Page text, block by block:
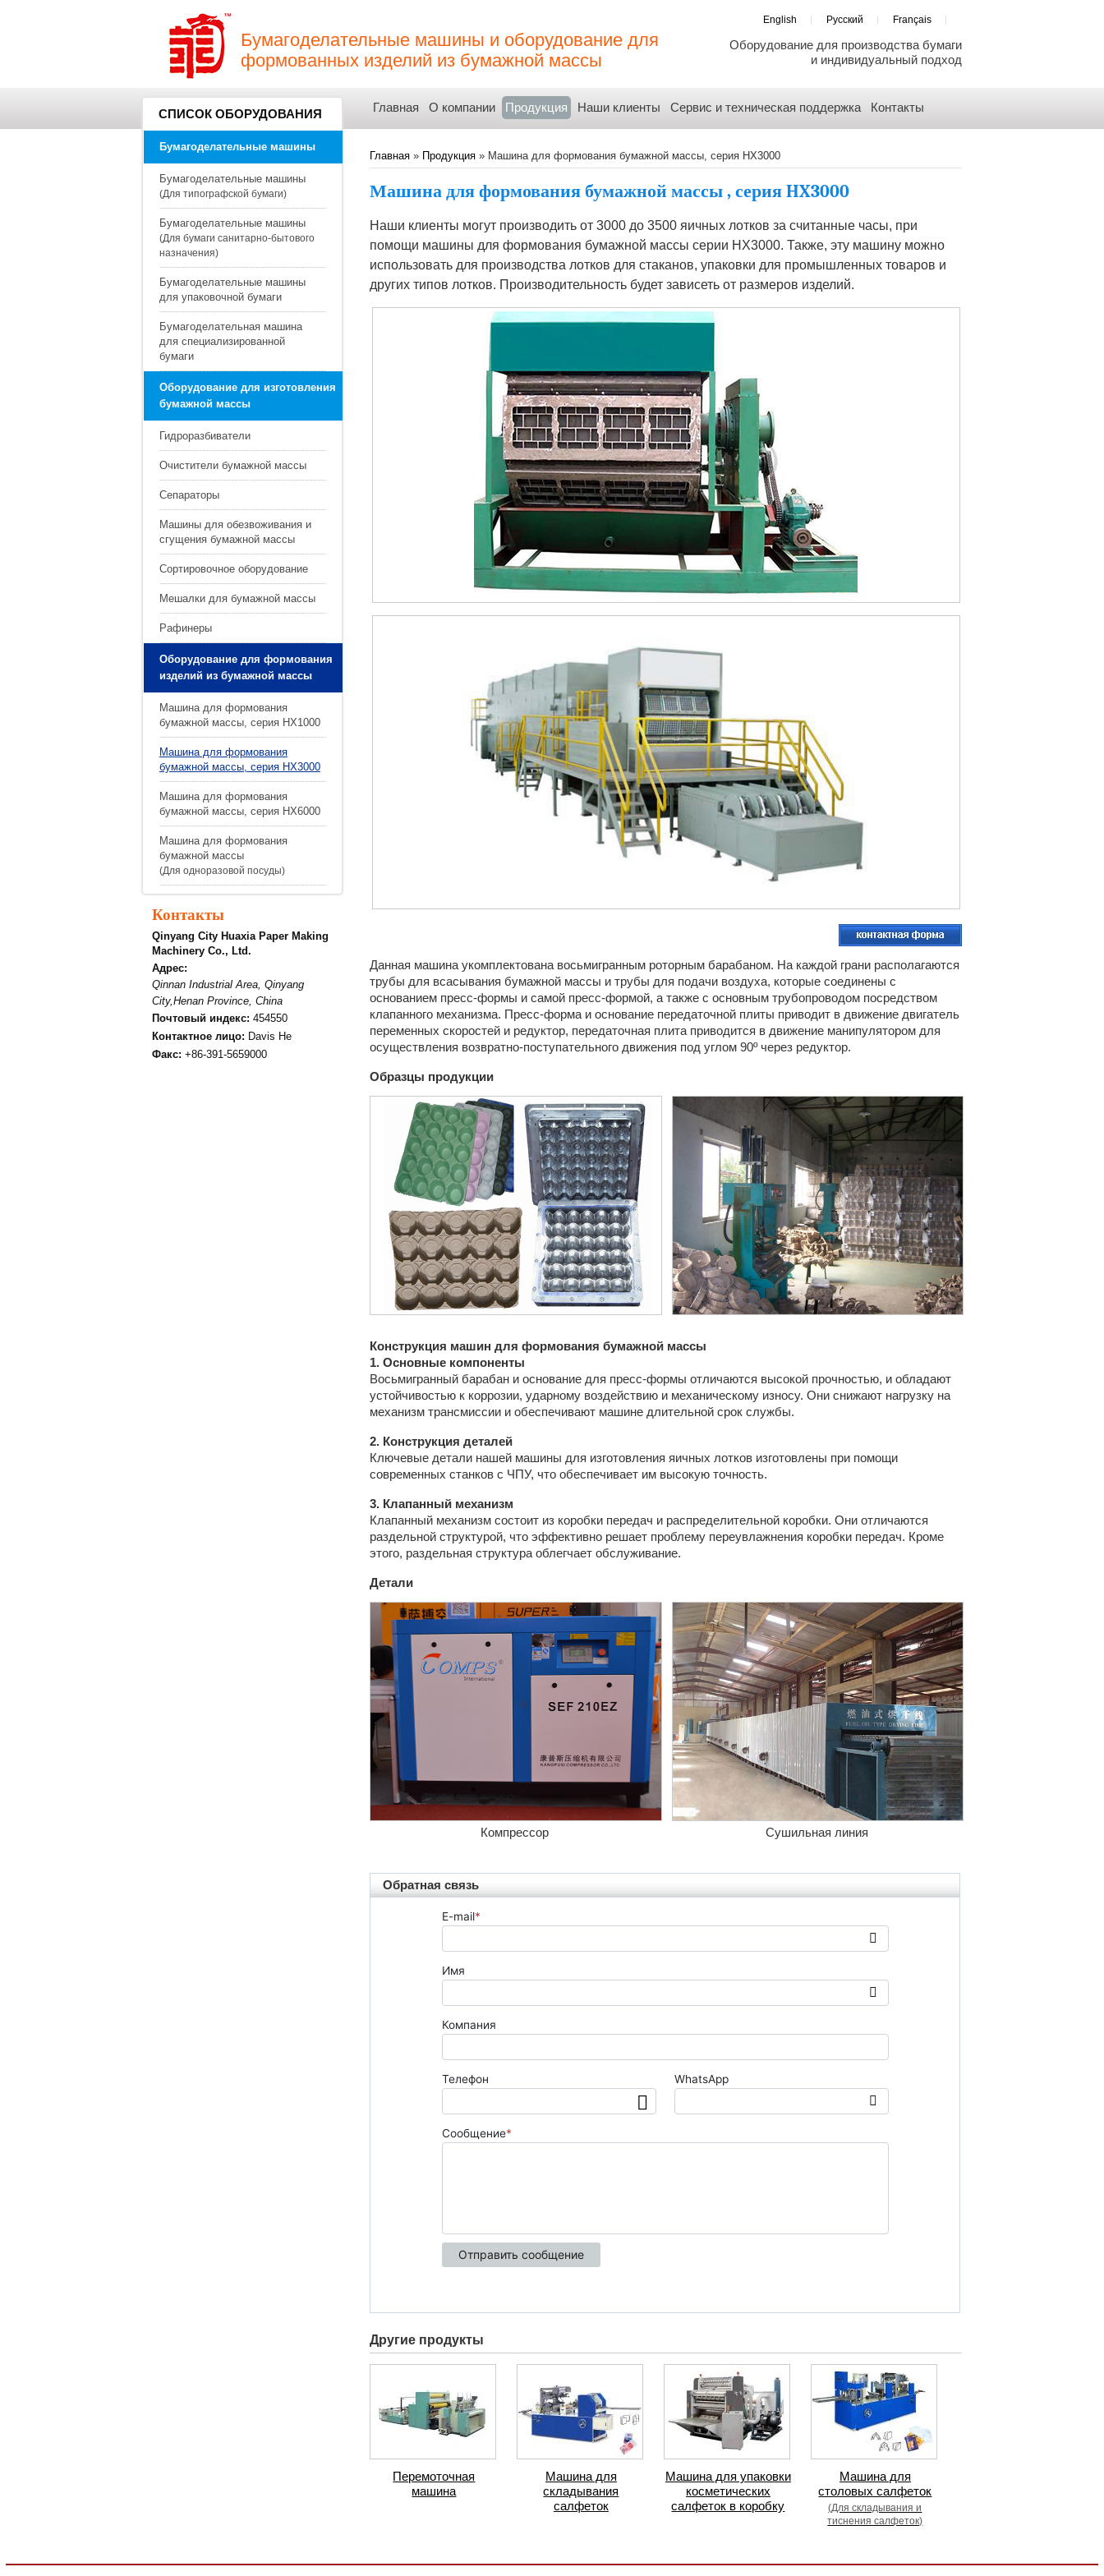
English Русский Français
Бумагоделательные машины и оборудование для
формованных изделий из бумажной массы
Оборудование для производства бумаги
и индивидуальный подход
Главная О компании Продукция Наши клиенты Сервис и техническая поддержка Контакты
Главная » Продукция» Машина для формования бумажной массы, серия HX3000
Машина для формования бумажной массы , серия HX3000
Наши клиенты могут производить от 3000 до 3500 яичных лотков за считанные часы, при
помощи машины для формования бумажной массы серии HX3000. Также, эту машину можно
использовать для производства лотков для стаканов, упаковки для промышленных товаров и
других типов лотков. Производительность будет зависеть от размеров изделий.
Данная машина укомплектована восьмигранным роторным барабаном. На каждой грани располагаются
трубы для всасывания бумажной массы и трубы для подачи воздуха, которые соединены с
основанием пресс-формы и самой пресс-формой, а также с основным трубопроводом посредством
клапанного механизма. Пресс-форма и основание передаточной плиты приводит в движение двигатель
переменных скоростей и редуктор, передаточная плита приводится в движение манипулятором для
осуществления возвратно-поступательного движения под углом 90º через редуктор.
Образцы продукции
Конструкция машин для формования бумажной массы
1. Основные компоненты
Восьмигранный барабан и основание для пресс-формы отличаются высокой прочностью, и обладают
устойчивостью к коррозии, ударному воздействию и механическому износу. Они снижают нагрузку на
механизм трансмиссии и обеспечивают машине длительной срок службы.
2. Конструкция деталей
Ключевые детали нашей машины для изготовления яичных лотков изготовлены при помощи
современных станков с ЧПУ, что обеспечивает им высокую точность.
3. Клапанный механизм
Клапанный механизм состоит из коробки передач и распределительной коробки. Они отличаются
раздельной структурой, что эффективно решает проблему переувлажнения коробки передач. Кроме
этого, раздельная структура облегчает обслуживание.
Детали
Компрессор Сушильная линия
Обратная связь
Другие продукты
Перемоточная
машина
Машина для
складывания
салфеток
Машина для упаковки
косметических
салфеток в коробку
Машина для
столовых салфеток
(Для складывания и
тиснения салфеток)
СПИСОК ОБОРУДОВАНИЯ
Бумагоделательные машины
Бумагоделательные машины
(Для типографской бумаги)
Бумагоделательные машины
(Для бумаги санитарно-бытового
назначения)
Бумагоделательные машины
для упаковочной бумаги
Бумагоделательная машина
для специализированной
бумаги
Оборудование для изготовления
бумажной массы
Гидроразбиватели
Очистители бумажной массы
Сепараторы
Машины для обезвоживания и
сгущения бумажной массы
Сортировочное оборудование
Мешалки для бумажной массы
Рафинеры
Оборудование для формования
изделий из бумажной массы
Машина для формования
бумажной массы, серия HX1000
Машина для формования
бумажной массы, серия HX3000
Машина для формования
бумажной массы, серия HX6000
Машина для формования
бумажной массы
(Для одноразовой посуды)
Контакты
Qinyang City Huaxia Paper Making
Machinery Co., Ltd.
Адрес:
Qinnan Industrial Area, Qinyang
City,Henan Province, China
Почтовый индекс: 454550
Контактное лицо: Davis He
Факс:+86-391-5659000